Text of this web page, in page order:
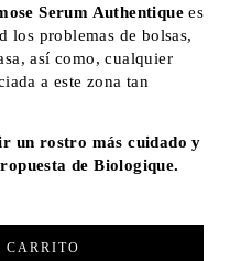
Serum Authentique es
los problemas de bolsas,
así como, cualquier
a este zona tan
un rostro más cuidado y
de Biologique.